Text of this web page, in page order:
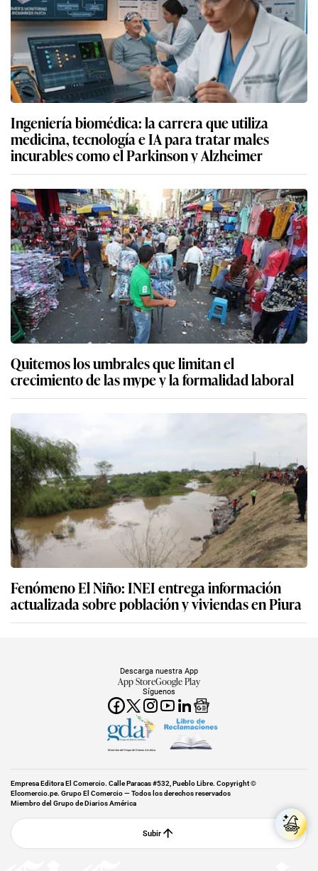
Ingeniería biomédica: la carrera que utiliza
medicina, tecnología e IA para tratar males
incurables como el Parkinson y Alzheimer
Quitemos los umbrales que limitan el
crecimiento de las mype y la formalidad laboral
Fenómeno El Niño: INEI entrega información
actualizada sobre población y viviendas en Piura
Síguenos
Descarga nuestra App
App StoreGoogle Play
Miembro del Grupo de Diarios América
Empresa Editora El Comercio. Calle Paracas #532, Pueblo Libre. Copyright ©
Elcomercio.pe. Grupo El Comercio — Todos los derechos reservados
Miembro del Grupo de Diarios América
Subir